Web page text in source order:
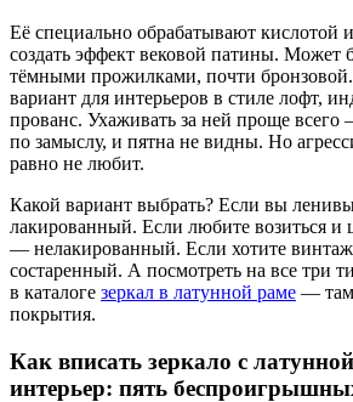
Её специально обрабатывают кислотой
создать эффект вековой патины. Может
тёмными прожилками, почти
вариант для интерьеров в стиле лофт,
прованс. Ухаживать за ней проще всего
по замыслу, и пятна не видны. Но
равно не любит.
Какой вариант выбрать? Если вы
лакированный. Если любите возиться и
— нелакированный. Если хотите
состаренный. А посмотреть на все три
в каталоге зеркал в латунной раме — там
покрытия.
Как вписать зеркало с
интерьер: пять